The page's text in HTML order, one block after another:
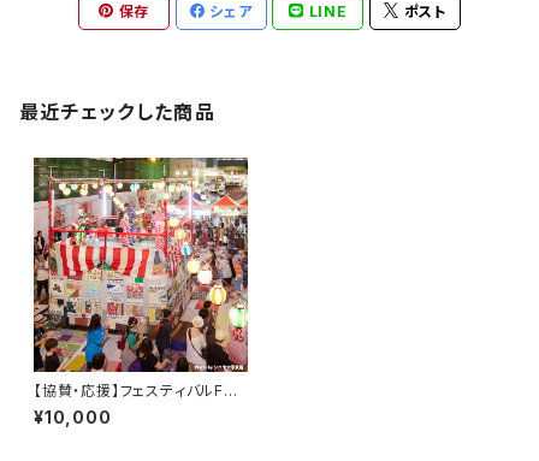
保存 シェア LINE ポスト
最近チェックした商品
【協賛・応援】フェスティバルFUK
USHIMA!2026納涼！盆踊り
¥10,000